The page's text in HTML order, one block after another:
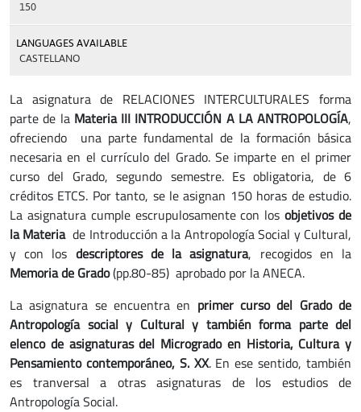
150
LANGUAGES AVAILABLE
CASTELLANO
La asignatura de RELACIONES INTERCULTURALES forma
parte de la Materia III INTRODUCCIÓN A LA ANTROPOLOGÍA,
ofreciendo una parte fundamental de la formación básica
necesaria en el currículo del Grado. Se imparte en el primer
curso del Grado, segundo semestre. Es obligatoria, de 6
créditos ETCS. Por tanto, se le asignan 150 horas de estudio.
La asignatura cumple escrupulosamente con losobjetivos de
la Materia de Introducción a la Antropología Social y Cultural,
y con los descriptores de la asignatura, recogidos en la
Memoria de Grado(pp.80-85) aprobado por la ANECA.
La asignatura se encuentra en primer curso del Grado de
Antropología social y Cultural y también forma parte del
elenco de asignaturas del Microgrado en Historia, Cultura y
Pensamiento contemporáneo, S. XX. En ese sentido, también
es tranversal a otras asignaturas de los estudios de
Antropología Social.